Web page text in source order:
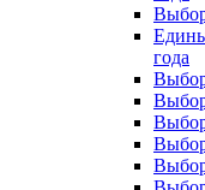
года